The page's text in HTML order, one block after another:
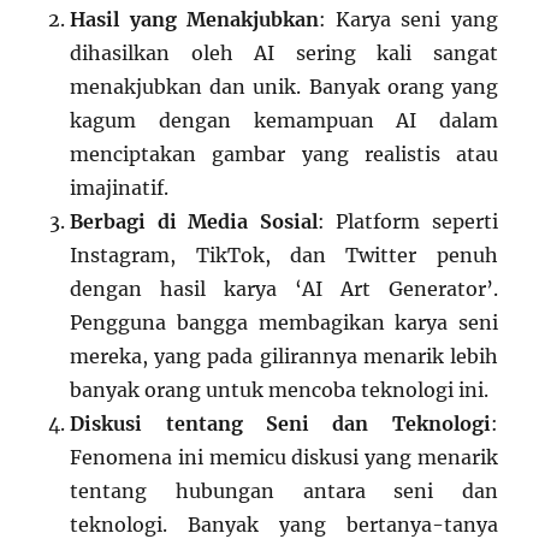
Hasil yang Menakjubkan: Karya seni yang
dihasilkan oleh AI sering kali sangat
menakjubkan dan unik. Banyak orang yang
kagum dengan kemampuan AI dalam
menciptakan gambar yang realistis atau
imajinatif.
Berbagi di Media Sosial: Platform seperti
Instagram, TikTok, dan Twitter penuh
dengan hasil karya ‘AI Art Generator’.
Pengguna bangga membagikan karya seni
mereka, yang pada gilirannya menarik lebih
banyak orang untuk mencoba teknologi ini.
Diskusi tentang Seni dan Teknologi:
Fenomena ini memicu diskusi yang menarik
tentang hubungan antara seni dan
teknologi. Banyak yang bertanya-tanya